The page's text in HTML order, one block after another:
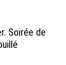
Soirée de